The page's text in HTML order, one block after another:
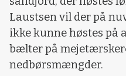
Laustsen vil der på
ikke kunne høstes på
bælter på
nedbørsmængder.